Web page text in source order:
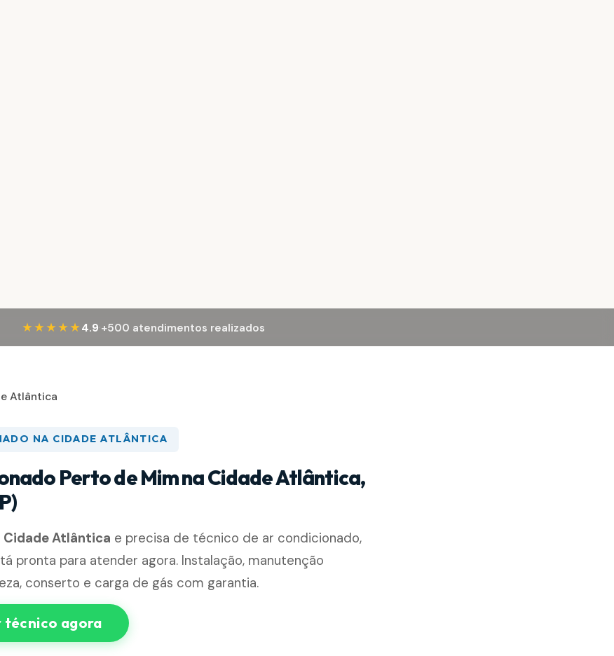
★★★★★ 4.9·+500 atendimentos realizados
Atlântica
NA CIDADE ATLÂNTICA
Perto de Mim na Cidade Atlântica,
Cidade Atlântica e precisa de técnico de ar condicionado,
pronta para atender agora. Instalação, manutenção
conserto e carga de gás com garantia.
técnico agora